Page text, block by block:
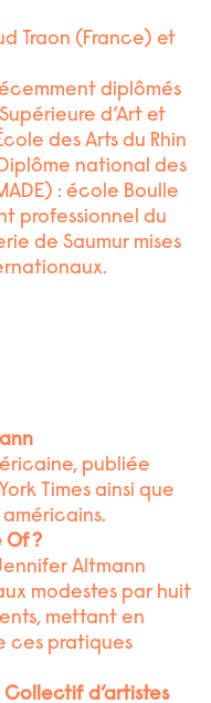
Traon (France) et
diplômés
d’Art et
des Arts du Rhin
national des
: école Boulle
professionnel du
de Saumur mises
publiée
Times ainsi que
?
Altmann
modestes par huit
mettant en
ces pratiques
Collectif d’artistes